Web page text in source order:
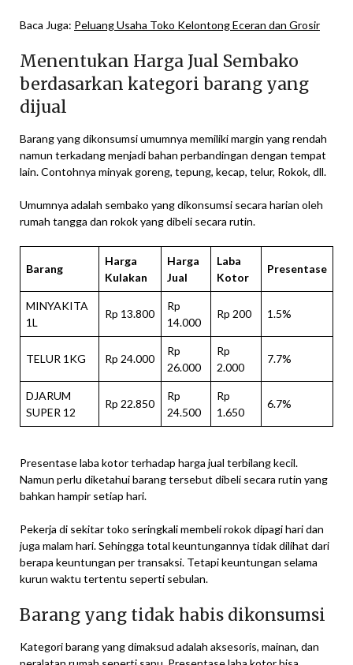
Baca Juga: Peluang Usaha Toko Kelontong Eceran dan Grosir
Menentukan Harga Jual Sembako
berdasarkan kategori barang yang
dijual
Barang yang dikonsumsi umumnya memiliki margin yang rendah
namun terkadang menjadi bahan perbandingan dengan tempat
lain. Contohnya minyak goreng, tepung, kecap, telur, Rokok, dll.
Umumnya adalah sembako yang dikonsumsi secara harian oleh
rumah tangga dan rokok yang dibeli secara rutin.
Barang
Harga
Kulakan
Harga
Jual
Laba
Kotor
Presentase
MINYAKITA
1L
Rp 13.800
Rp
14.000
Rp 200 1.5%
TELUR 1KG Rp 24.000
Rp
26.000
Rp
2.000
7.7%
DJARUM
SUPER 12
Rp 22.850
Rp
24.500
Rp
1.650
6.7%
Presentase laba kotor terhadap harga jual terbilang kecil.
Namun perlu diketahui barang tersebut dibeli secara rutin yang
bahkan hampir setiap hari.
Pekerja di sekitar toko seringkali membeli rokok dipagi hari dan
juga malam hari. Sehingga total keuntungannya tidak dilihat dari
berapa keuntungan per transaksi. Tetapi keuntungan selama
kurun waktu tertentu seperti sebulan.
Barang yang tidak habis dikonsumsi
Kategori barang yang dimaksud adalah aksesoris, mainan, dan